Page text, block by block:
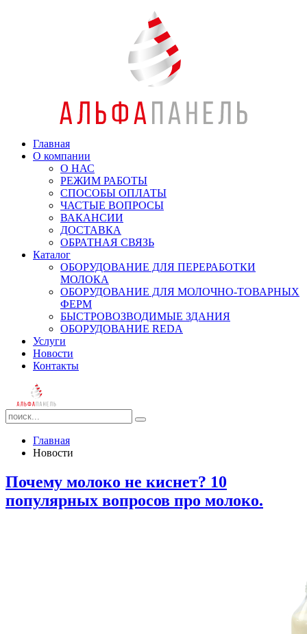
Главная
О компании
О НАС
РЕЖИМ РАБОТЫ
СПОСОБЫ ОПЛАТЫ
ЧАСТЫЕ ВОПРОСЫ
ВАКАНСИИ
ДОСТАВКА
ОБРАТНАЯ СВЯЗЬ
Каталог
ОБОРУДОВАНИЕ ДЛЯ ПЕРЕРАБОТКИ
МОЛОКА
ОБОРУДОВАНИЕ ДЛЯ МОЛОЧНО-ТОВАРНЫХ
ФЕРМ
БЫСТРОВОЗВОДИМЫЕ ЗДАНИЯ
ОБОРУДОВАНИЕ REDA
Услуги
Новости
Контакты
Главная
Новости
Почему молоко не киснет? 10
популярных вопросов про молоко.